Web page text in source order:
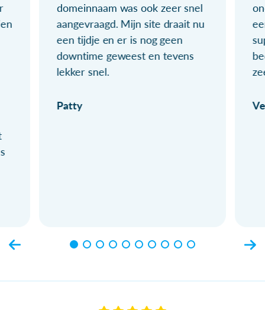
domeinnaam was ook zeer snel
aangevraagd. Mijn site draait nu
een tijdje en er is nog geen
downtime geweest en tevens
lekker snel.
Patty